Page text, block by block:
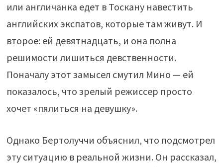
или англичанка едет в Тоскану навестить
английских экспатов, которые там живут. И
второе: ей девятнадцать, и она полна
решимости лишиться девственности.
Поначалу этот замысел смутил Мино — ей
показалось, что зрелый режиссер просто
хочет «пялиться на девушку».
Однако Бертолуччи объяснил, что подсмотрел
эту ситуацию в реальной жизни. Он рассказал,